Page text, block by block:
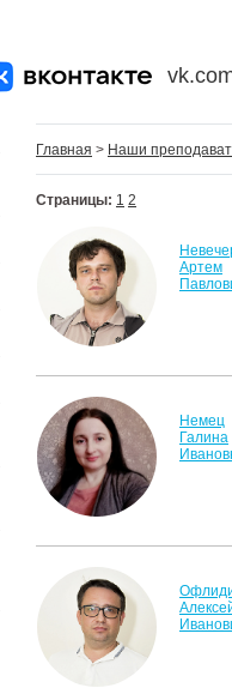
Главная > Наши
Страницы: 1 2
Артем
Немец
Галина